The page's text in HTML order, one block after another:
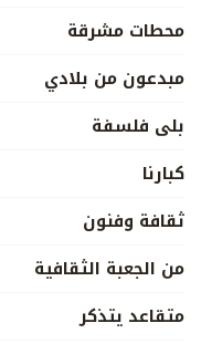
محطات مشرقة
مبدعون من بلادي
بلى فلسفة
كبارنا
ثقافة وفنون
من الجعبة الثقافية
متقاعد يتذكر